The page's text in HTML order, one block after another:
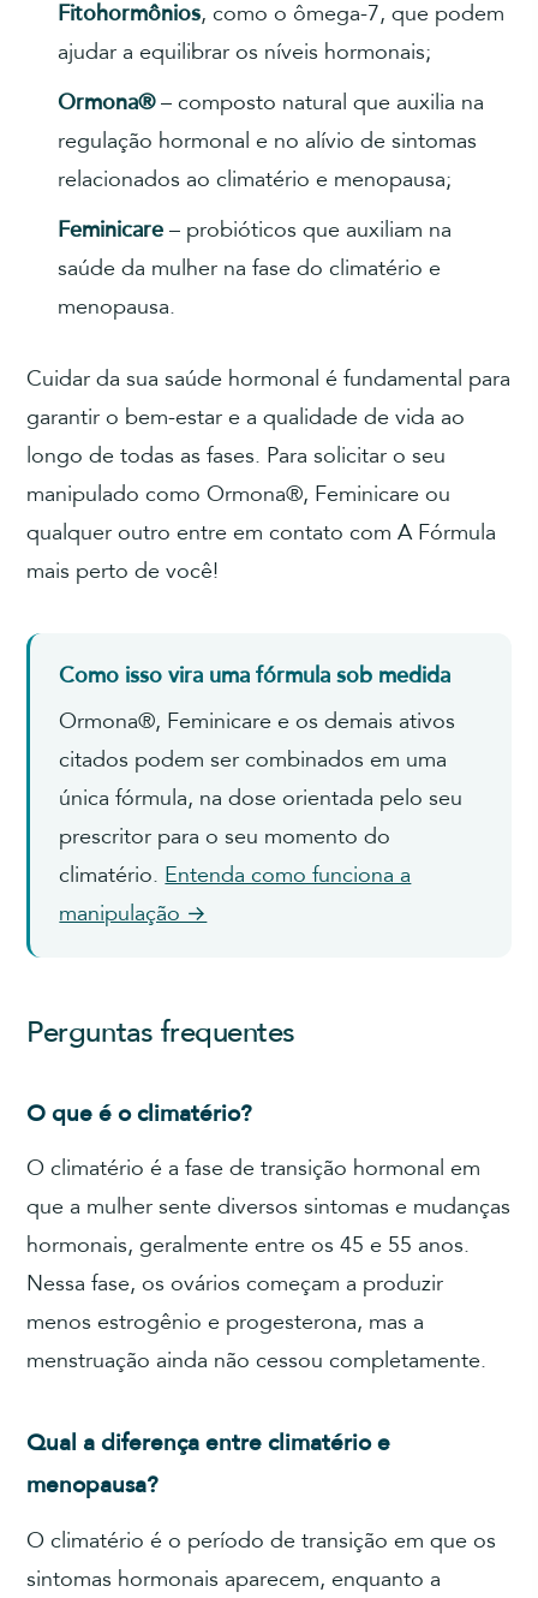
Fitohormônios, como o ômega-7, que podem
ajudar a equilibrar os níveis hormonais;
Ormona®– composto natural que auxilia na
regulação hormonal e no alívio de sintomas
relacionados ao climatério e menopausa;
Feminicare – probióticos que auxiliam na
saúde da mulher na fase do climatério e
menopausa.
Cuidar da sua saúde hormonal é fundamental para
garantir o bem-estar e a qualidade de vida ao
longo de todas as fases. Para solicitar o seu
manipulado como Ormona®, Feminicare ou
qualquer outro entre em contato com A Fórmula
mais perto de você!
Como isso vira uma fórmula sob medida
Ormona®, Feminicare e os demais ativos
citados podem ser combinados em uma
única fórmula, na dose orientada pelo seu
prescritor para o seu momento do
climatério. Entenda como funciona a
manipulação →
Perguntas frequentes
O que é o climatério?
O climatério é a fase de transição hormonal em
que a mulher sente diversos sintomas e mudanças
hormonais, geralmente entre os 45 e 55 anos.
Nessa fase, os ovários começam a produzir
menos estrogênio e progesterona, mas a
menstruação ainda não cessou completamente.
Qual a diferença entre climatério e
menopausa?
O climatério é o período de transição em que os
sintomas hormonais aparecem, enquanto a